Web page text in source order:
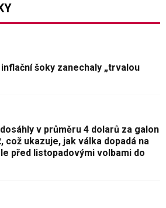
inflační šoky zanechaly „trvalou
v průměru 4 dolarů za galon
což ukazuje, jak válka dopadá na
před listopadovými volbami do